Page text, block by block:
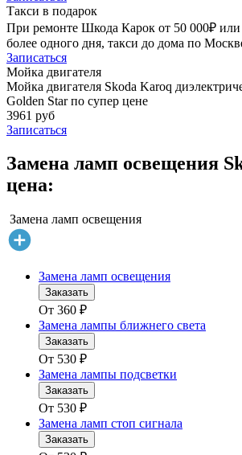
Такси в подарок
При ремонте Шкода Карок от 50 000₽ или
более одного дня, такси до дома по
Записаться
Мойка двигателя
Мойка двигателя Skoda Karoq
Golden Star по супер цене
3961 руб
Записаться
Замена ламп освещения
цена:
Замена ламп освещения
Замена ламп освещения
Заказать
От 360 ₽
Замена лампы ближнего света
Заказать
От 530 ₽
Замена лампы подсветки
Заказать
От 530 ₽
Замена ламп стоп сигнала
Заказать